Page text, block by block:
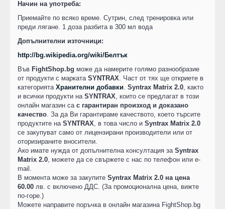
Начин на употреба:
Приемайте по всяко време. Сутрин, след тренировка или
преди лягане. 1 доза разбита в 300 мл вода
Допълнителни източници:
http://bg.wikipedia.org/wiki/Белтък
Във FightShop.bg може да намерите голямо разнообразие
от продукти с марката SYNTRAX . Част от тях ще откриете в
категорията Хранителни добавки Syntrax Matrix 2.0 , както
и всички продукти на SYNTRAX , които се предлагат в този
онлайн магазин са с гарантиран произход и доказано
качество . За да Ви гарантираме качеството, което търсите
продуктите на SYNTRAX , в това число и Syntrax Matrix 2.0
се закупуват само от лицензирани производители или от
оторизираните вносители.
Ако имате нужда от допълнителна консултация за Syntrax
Matrix 2.0 , можете да се свържете с нас по телефон или e-
mail.
В момента може за закупите Syntrax Matrix 2.0 на цена
60.00 лв. с включено ДДС. (За промоционална цена, вижте
по-горе.)
Можете направите поръчка в онлайн магазина FightShop.bg